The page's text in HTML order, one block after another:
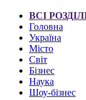
ВСІ
Головна
Україна
Місто
Світ
Бізнес
Наука
Шоу-бізнес